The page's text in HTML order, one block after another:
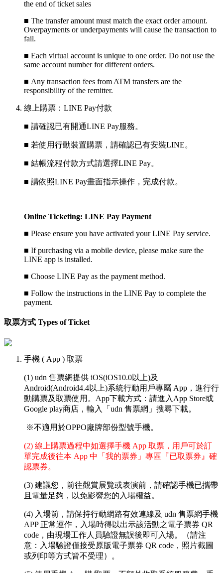
the end of ticket sales
■ The transfer amount must match the exact order amount.
Overpayments or underpayments will cause the transaction to
fail.
■ Each virtual account is unique to one order. Do not use the
same account number for different orders.
■ Any transaction fees from ATM transfers are the
responsibility of the remitter.
線上購票：LINE Pay付款
■ 請確認已有開通LINE Pay服務。
■ 若使用行動裝置購票，請確認已有安裝LINE。
■ 結帳流程付款方式請選擇LINE Pay。
■ 請依照LINE Pay畫面指示操作，完成付款。
Online Ticketing: LINE Pay Payment
■ Please ensure you have activated your LINE Pay service.
■ If purchasing via a mobile device, please make sure the
LINE app is installed.
■ Choose LINE Pay as the payment method.
■ Follow the instructions in the LINE Pay to complete the
payment.
取票方式 Types of Ticket
手機 ( App ) 取票
(1) udn 售票網提供 iOS(iOS10.0以上)及
Android(Android4.4以上)系統行動用戶專屬 App，進行行
動購票及取票使用。App下載方式：請進入App Store或
Google play商店，輸入「udn 售票網」搜尋下載。
※不適用於OPPO廠牌部份型號手機。
(2) 線上購票過程中如選擇手機 App 取票，用戶可於訂
單完成後往本 App 中「我的票券」專區『已取票券』確
認票券。
(3) 建議您，前往觀賞展覽或表演前，請確認手機已攜帶
且電量足夠，以免影響您的入場權益。
(4) 入場前，請保持行動網路有效連線及 udn 售票網手機
APP 正常運作，入場時得以出示該活動之電子票券 QR
code，由現場工作人員驗證無誤後即可入場。（請注
意：入場驗證僅接受原版電子票券 QR code，照片截圖
或列印等方式皆不受理）。